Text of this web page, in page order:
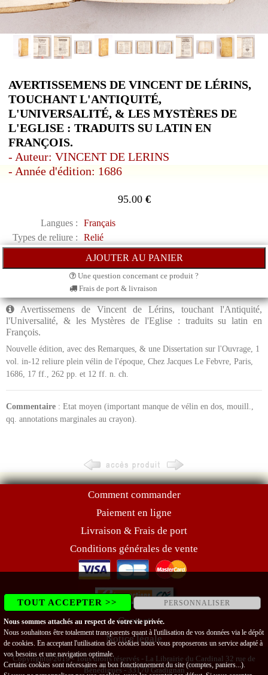
AVERTISSEMENS DE VINCENT DE LÉRINS,
TOUCHANT L'ANTIQUITÉ,
L'UNIVERSALITÉ, & LES MYSTÈRES DE
L'EGLISE : TRADUITS SU LATIN EN
FRANÇOIS.
- Auteur: VINCENT DE LERINS
- Année d'édition: 1686
95.00€
Langues :
Français
Types de reliure :
Relié
Une question concernant ce produit ?
Frais de port & livraison
Avertissemens de Vincent de Lérins, touchant l'Antiquité,
l'Universalité, & les Mystères de l'Eglise : traduits su latin en
François.
Nouvelle édition, avec des Remarques, & une Dissertation sur l'Ouvrage, 1
vol. in-12 reliure plein vélin de l'époque, Chez Jacques Le Febvre, Paris,
1686, 17 ff., 262 pp. et 12 ff. n. ch.
Commentaire : Etat moyen (important manque de vélin en dos, mouill.,
qq. annotations marginales au crayon).
Comment commander
Paiement en ligne
Livraison & Frais de port
Conditions générales de vente
Contact
Notice légale
Copyright@2019 - Tous droits réservés - La Librairie du Cardinal 32 rue de
Bénédigues - 33170 Gradignan
TOUT ACCEPTER >> PERSONNALISER
Nous sommes attachés au respect de votre vie privée.
Nous souhaitons être totalement transparents quant à l'utilisation de vos données via le dépôt
de cookies. En acceptant l'utilisation des cookies nous vous proposerons un service adapté à
vos besoins et une navigation optimale.
Certains cookies sont nécessaires au bon fonctionnement du site (comptes, paniers...).